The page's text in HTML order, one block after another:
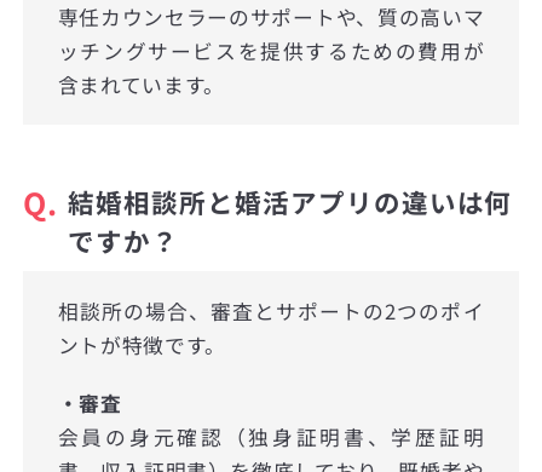
専任カウンセラーのサポートや、質の高いマ
ッチングサービスを提供するための費用が
含まれています。
Q. 結婚相談所と婚活アプリの違いは何
ですか？
相談所の場合、審査とサポートの2つのポイ
ントが特徴です。
・審査
会員の身元確認（独身証明書、学歴証明